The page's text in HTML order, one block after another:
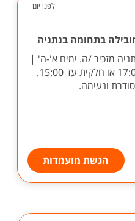
לפני יום
בתחומה בנתניה
מזכיר /ה. ימים א'-ה' |
אפשרות למשרה מלאה עד 17:00 או חלקית עד 15:00.
ונעימה.
הגשת מועמדות